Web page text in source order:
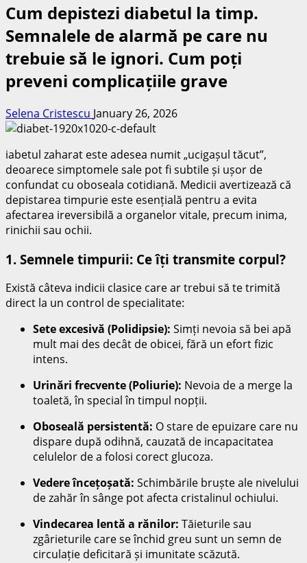
Cum depistezi diabetul la timp.
Semnalele de alarmă pe care nu
trebuie să le ignori. Cum poți
preveni complicațiile grave
Selena Cristescu January 26, 2026
iabetul zaharat este adesea numit „ucigașul tăcut”,
deoarece simptomele sale pot fi subtile și ușor de
confundat cu oboseala cotidiană. Medicii avertizează că
depistarea timpurie este esențială pentru a evita
afectarea ireversibilă a organelor vitale, precum inima,
rinichii sau ochii.
1. Semnele timpurii: Ce îți transmite corpul?
Există câteva indicii clasice care ar trebui să te trimită
direct la un control de specialitate:
Sete excesivă (Polidipsie): Simți nevoia să bei apă
mult mai des decât de obicei, fără un efort fizic
intens.
Urinări frecvente (Poliurie): Nevoia de a merge la
toaletă, în special în timpul nopții.
Oboseală persistentă: O stare de epuizare care nu
dispare după odihnă, cauzată de incapacitatea
celulelor de a folosi corect glucoza.
Vedere încețoșată: Schimbările bruște ale nivelului
de zahăr în sânge pot afecta cristalinul ochiului.
Vindecarea lentă a rănilor: Tăieturile sau
zgârieturile care se închid greu sunt un semn de
circulație deficitară și imunitate scăzută.